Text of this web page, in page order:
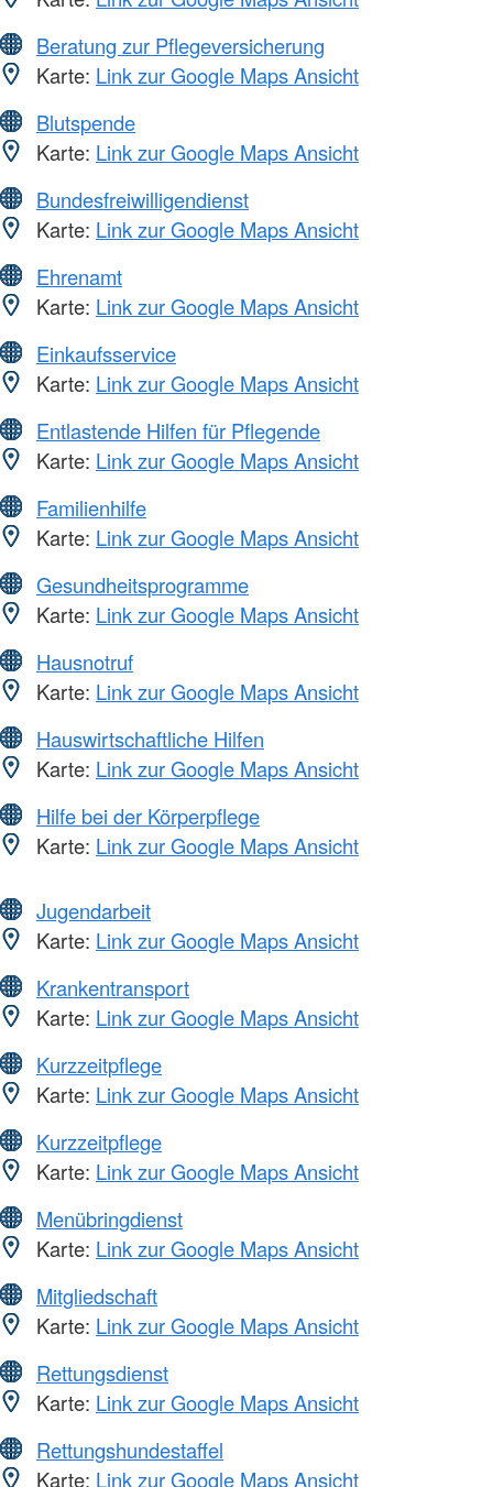
Beratung zur Pflegeversicherung
Karte: Link zur Google Maps Ansicht
Blutspende
Karte: Link zur Google Maps Ansicht
Bundesfreiwilligendienst
Karte: Link zur Google Maps Ansicht
Ehrenamt
Karte: Link zur Google Maps Ansicht
Einkaufsservice
Karte: Link zur Google Maps Ansicht
Entlastende Hilfen für Pflegende
Karte: Link zur Google Maps Ansicht
Familienhilfe
Karte: Link zur Google Maps Ansicht
Gesundheitsprogramme
Karte: Link zur Google Maps Ansicht
Hausnotruf
Karte: Link zur Google Maps Ansicht
Hauswirtschaftliche Hilfen
Karte: Link zur Google Maps Ansicht
Hilfe bei der Körperpflege
Karte: Link zur Google Maps Ansicht
Jugendarbeit
Karte: Link zur Google Maps Ansicht
Krankentransport
Karte: Link zur Google Maps Ansicht
Kurzzeitpflege
Karte: Link zur Google Maps Ansicht
Kurzzeitpflege
Karte: Link zur Google Maps Ansicht
Menübringdienst
Karte: Link zur Google Maps Ansicht
Mitgliedschaft
Karte: Link zur Google Maps Ansicht
Rettungsdienst
Karte: Link zur Google Maps Ansicht
Rettungshundestaffel
Karte: Link zur Google Maps Ansicht